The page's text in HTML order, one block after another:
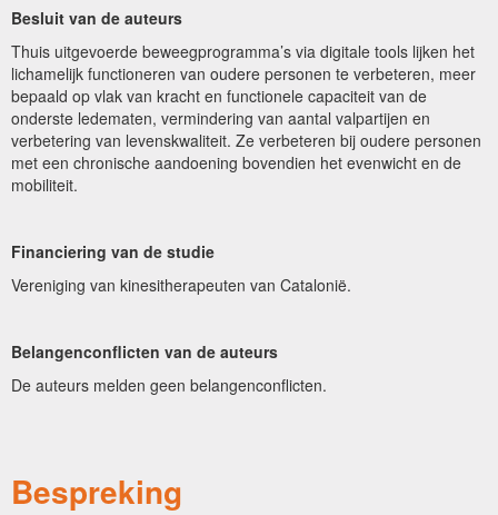
Besluit van de auteurs
Thuis uitgevoerde beweegprogramma’s via digitale tools lijken het
lichamelijk functioneren van oudere personen te verbeteren, meer
bepaald op vlak van kracht en functionele capaciteit van de
onderste ledematen, vermindering van aantal valpartijen en
verbetering van levenskwaliteit. Ze verbeteren bij oudere personen
met een chronische aandoening bovendien het evenwicht en de
mobiliteit.
Financiering van de studie
Vereniging van kinesitherapeuten van Catalonië.
Belangenconflicten van de auteurs
De auteurs melden geen belangenconflicten.
Bespreking